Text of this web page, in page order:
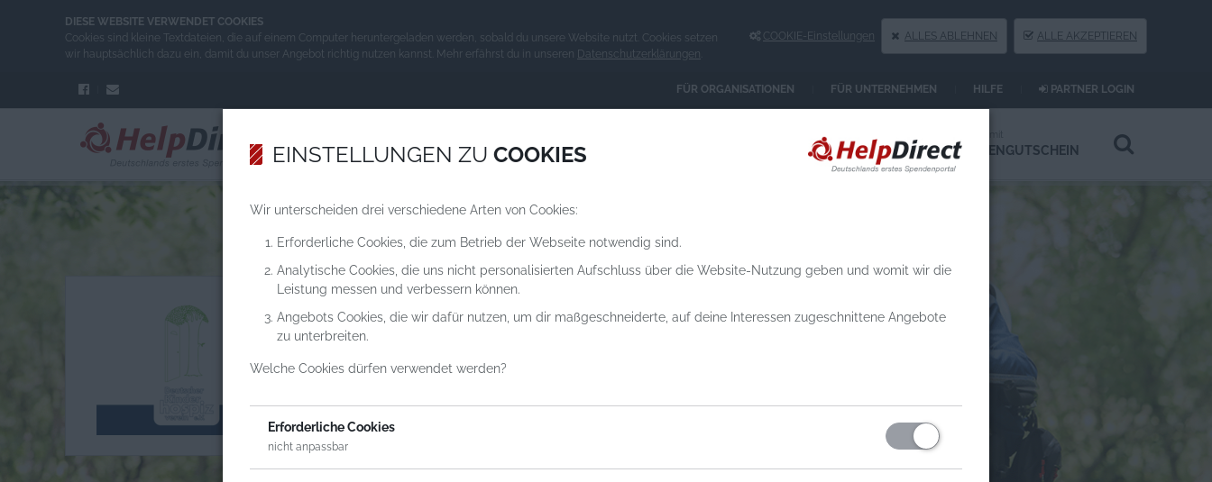
DIESE WEBSITE VERWENDET COOKIES
Cookies sind kleine Textdateien, die auf einem Computer heruntergeladen werden, sobald du unsere Website nutzt. Cookies setzen
wir hauptsächlich dazu ein, damit du unser Angebot richtig nutzen kannst. Mehr erfährst du in unseren Datenschutzerklärungen
COOKIE-Einstellungen ALLES ABLEHNEN ALLE AKZEPTIEREN
FÜR ORGANISATIONEN FÜR UNTERNEHMEN HILFE PARTNER LOGIN
Spenden an
HILFSPROJEKTE SPENDENGUTSCHEIN
ORGANISATION
DEUTSCHER KINDERHOSPIZVEREIN E.V.
EINSTELLUNGEN ZU COOKIES
Wir unterscheiden drei verschiedene Arten von Cookies:
Erforderliche Cookies, die zum Betrieb der Webseite notwendig sind.
Analytische Cookies, die uns nicht personalisierten Aufschluss über die Website-Nutzung geben und womit wir die
Leistung messen und verbessern können.
Angebots Cookies, die wir dafür nutzen, um dir maßgeschneiderte, auf deine Interessen zugeschnittene Angebote
zu unterbreiten.
Welche Cookies dürfen verwendet werden?
Erforderliche Cookies
nicht anpassbar